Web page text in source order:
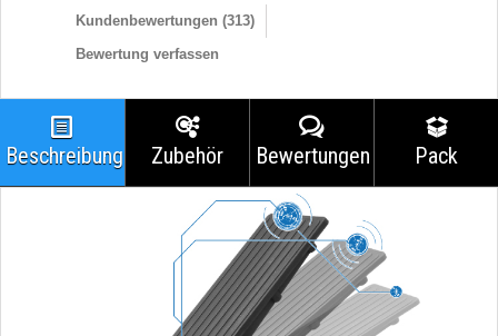
Kundenbewertungen (313)
Bewertung verfassen
Beschreibung Zubehör Bewertungen Pack